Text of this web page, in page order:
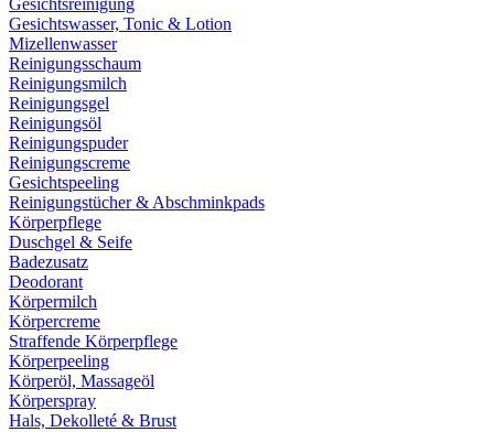
Gesichtsreinigung
Gesichtswasser, Tonic & Lotion
Mizellenwasser
Reinigungsschaum
Reinigungsmilch
Reinigungsgel
Reinigungsöl
Reinigungspuder
Reinigungscreme
Gesichtspeeling
Reinigungstücher & Abschminkpads
Körperpflege
Duschgel & Seife
Badezusatz
Deodorant
Körpermilch
Körpercreme
Straffende Körperpflege
Körperpeeling
Körperöl, Massageöl
Körperspray
Hals, Dekolleté & Brust